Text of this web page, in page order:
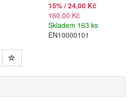
15% / 24,00 Kč
160,00 Kč
Skladem 163 ks
EN10000101